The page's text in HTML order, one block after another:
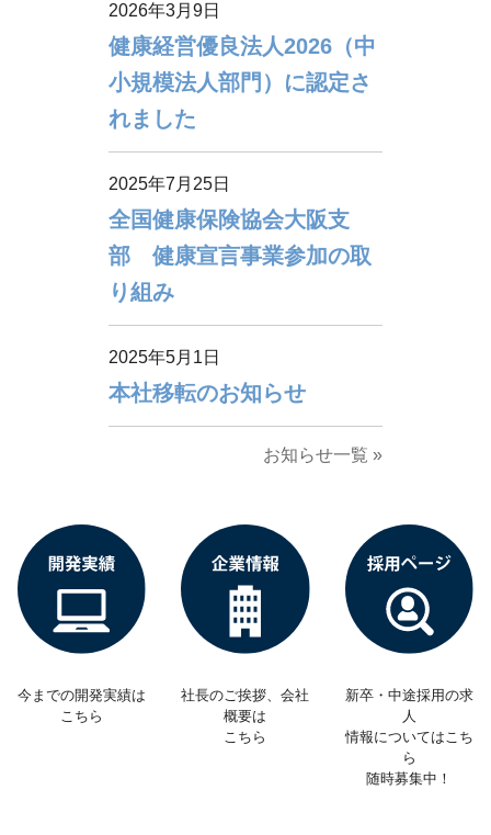
2026年3月9日
健康経営優良法人2026（中
小規模法人部門）に認定さ
れました
2025年7月25日
全国健康保険協会大阪支
部 健康宣言事業参加の取
り組み
2025年5月1日
本社移転のお知らせ
お知らせ一覧 »
今までの開発実績は
こちら
社長のご挨拶、会社
概要は
こちら
新卒・中途採用の求
人
情報についてはこち
ら
随時募集中！